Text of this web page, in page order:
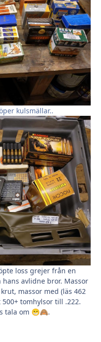
kulsmällar..
loss grejer från en
avlidne bror. Massor
massor med (läs 462
tomhylsor till .222.
tala om 😁🙈.